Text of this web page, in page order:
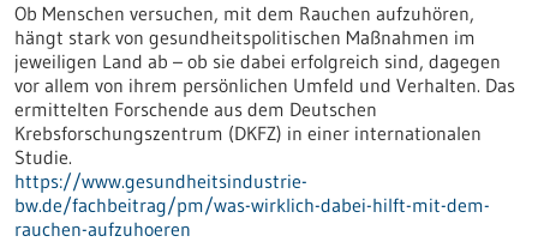
Ob Menschen versuchen, mit dem Rauchen aufzuhören,
hängt stark von gesundheitspolitischen Maßnahmen im
jeweiligen Land ab – ob sie dabei erfolgreich sind, dagegen
vor allem von ihrem persönlichen Umfeld und Verhalten. Das
ermittelten Forschende aus dem Deutschen
Krebsforschungszentrum (DKFZ) in einer internationalen
Studie.
https://www.gesundheitsindustrie-
bw.de/fachbeitrag/pm/was-wirklich-dabei-hilft-mit-dem-
rauchen-aufzuhoeren